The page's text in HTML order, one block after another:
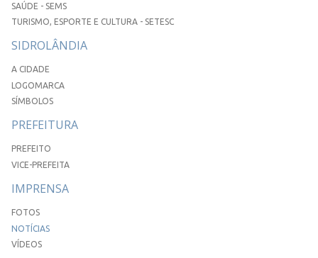
SAÚDE - SEMS
TURISMO, ESPORTE E CULTURA - SETESC
SIDROLÂNDIA
A CIDADE
LOGOMARCA
SÍMBOLOS
PREFEITURA
PREFEITO
VICE-PREFEITA
IMPRENSA
FOTOS
NOTÍCIAS
VÍDEOS